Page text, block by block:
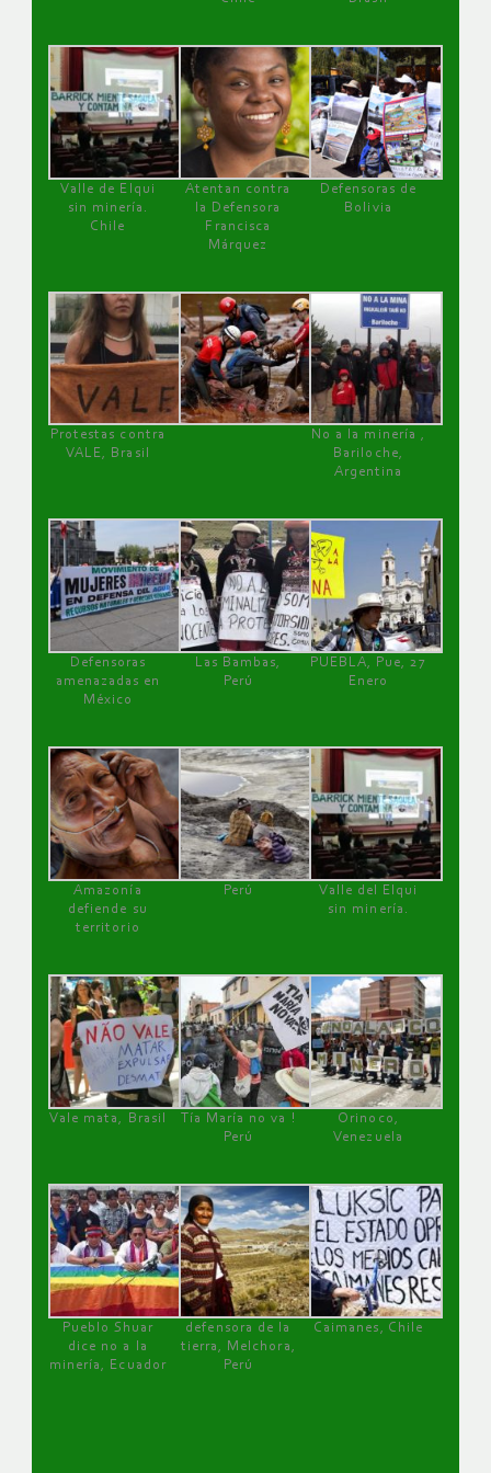
Valle de Elqui
sin minería.
Chile
Atentan contra
la Defensora
Francisca
Márquez
Defensoras de
Bolivia
Protestas contra
VALE, Brasil
No a la minería ,
Bariloche,
Argentina
Defensoras
amenazadas en
México
Las Bambas,
Perú
PUEBLA, Pue, 27
Enero
Amazonía
defiende su
territorio
Perú
Valle del Elqui
sin minería.
Vale mata, Brasil
Tía María no va !
Perú
Orinoco,
Venezuela
Pueblo Shuar
dice no a la
minería, Ecuador
defensora de la
tierra, Melchora,
Perú
Caimanes, Chile